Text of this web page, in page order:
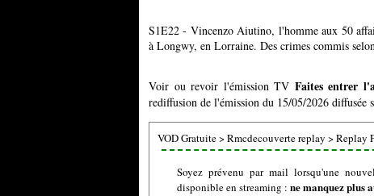
S1E22 - Vincenzo Aiutino, l'homme aux 50
à Longwy, en Lorraine. Des crimes commis
Voir ou revoir l'émission TV Faites entrer
rediffusion de l'émission du 15/05/2026 diffusée
VOD Gratuite>Rmcdecouverte replay >Replay
Soyez prévenu par mail lorsqu'une
disponible en streaming : ne manquez plus